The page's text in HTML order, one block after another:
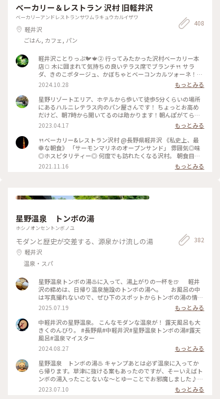
ベーカリー＆レストラン 沢村 旧軽井沢
ベーカリーアンドレストランサワムラキュウカルイザワ
軽井沢
ごはん, カフェ, パン
408
軽井沢ことりっぷ🐦️🍁② 行ってみたかった沢村ベーカリー本
店🍞 木に囲まれて気持ちの良いテラス席でブランチ🍴 サラ
ダ、きのこポタージュ、かぼちゃとベーコンカルツォーネ！軽
井沢限定の言葉に惹かれてカルツォーネを選びました😋♡♫ご
ろごろ肉厚ベーコン、濃厚チーズがとろ〜り、かぼちゃの甘さ
も美味しくて秋を感じました🎃💕 ショーケースは横に長〜く
てパンの品揃えも豊富で買いたくなりましたが新宿に帰ったら
買えるからなぁと眺めて我慢〜😊💓 #沢村ベーカリー #ベーカ
リー＆レストラン沢村 #本店 #旧軽井沢 #緑がきれい #緑に囲
まれて #ブランチ #カルツォーネ #ベーカリー #軽井沢 #限定 #
軽井沢ことりっぷ
2024.10.28
もっとみる
星野リゾートエリア、ホテルから歩いて徒歩5分くらいの場所
にあるハルニレテラス内のパン屋さんです！ ちょっとお高め
だけど、朝7時から開いてるのは助かります！朝んぽがてら行
ってみてはいかがでしょうか？ 小鳥のさえずり、川のせせら
ぎに癒されながら、美味しいパンが堪能できます😊 #パン屋 #
軽井沢 #私のことりっぷ旅
2023.04.17
もっとみる
🍴ベーカリー&レストラン沢村 @長野県軽井沢 《私史上、最
幸な朝食》 「サーモンマリネのオープンサンド」 雰囲気◎味
◎ホスピタリティー◎ 何度でも訪れたくなる沢村。 朝食目当
てに朝早くから混雑することもあるそう。 それでも食べたくな
る沢村のモーニング。 私は軽井沢でのモーニングは沢村一択で
ン #モーニング #私のことりっぷ
2021.11.16 もっとみる
星野温泉 トンボの湯
ホシノオンセントンボノユ
モダンと歴史が交差する、源泉かけ流しの湯
軽井沢
温泉・スパ
382
星野温泉トンボの湯♨️に入って、湯上がりの一杯を🍺 軽井
沢の締めは、日帰り温泉施設のトンボの湯へ。 お風呂の中
は写真撮れないので、ぜひ下のスポットからトンボの湯の情報
をご覧ください。 内湯の外に面した部分が一面ガラスで、目
の前は森🌳 開け放された大きな窓からは、涼しい風と野鳥の
声が…。露天風呂もあるけど、内湯に使ってるだけで自然に包
まれる心地よい温泉でした♨️ トンボの湯のすぐお隣の「カ
フェ ハングリースポット」でクラフトビールやドリンク、スイ
フトビール #温泉
2025.07.19
もっとみる
中軽井沢の星野温泉。 こんなモダンな温泉が！ 露天風呂も大
きくのんびり。 #長野県#中軽井沢#星野温泉トンボの湯#露天
風呂#温泉マイスター
2024.08.27
もっとみる
星野温泉 トンボの湯♨️ キャンプあとは必ず温泉に入ってか
ら帰ります。草津に抜ける案もあったのですが、そーいえばト
ンボの湯入ったことないな〜とゆーことでお邪魔しました♪さ
すが星野リゾート！とにかくおしゃれです❣️男女が別々の建物
で計画されており、受付からの動線など勉強になりました。た
2023.07.10 もっとみる